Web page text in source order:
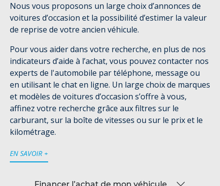
Nous vous proposons un large choix d’annonces de
voitures d’occasion et la possibilité d’estimer la valeur
de reprise de votre ancien véhicule.
Pour vous aider dans votre recherche, en plus de nos
indicateurs d’aide à l’achat, vous pouvez contacter nos
experts de l'automobile par téléphone, message ou
en utilisant le chat en ligne. Un large choix de marques
et modèles de voitures d’occasion s’offre à vous,
affinez votre recherche grâce aux filtres sur le
carburant, sur la boîte de vitesses ou sur le prix et le
kilométrage.
EN SAVOIR +